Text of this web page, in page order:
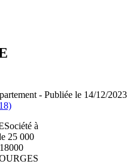
- Publiée le 14/12/2023
à
25 000